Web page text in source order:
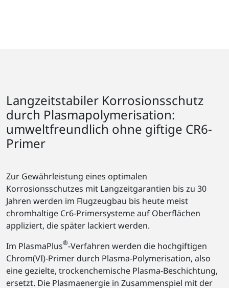
Langzeitstabiler Korrosionsschutz
durch Plasmapolymerisation:
umweltfreundlich ohne giftige CR6-
Primer
Zur Gewährleistung eines optimalen
Korrosionsschutzes mit Langzeitgarantien bis zu 30
Jahren werden im Flugzeugbau bis heute meist
chromhaltige Cr6-Primersysteme auf Oberflächen
appliziert, die später lackiert werden.
Im PlasmaPlus®-Verfahren werden die hochgiftigen
Chrom(VI)-Primer durch Plasma-Polymerisation, also
eine gezielte, trockenchemische Plasma-Beschichtung,
ersetzt. Die Plasmaenergie in Zusammenspiel mit der